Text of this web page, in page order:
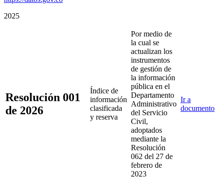
2025
Resolución 001
de 2026
Índice de
información
clasificada
y reserva
Por medio de
la cual se
actualizan los
instrumentos
de gestión de
la información
pública en el
Departamento
Administrativo
del Servicio
Civil,
adoptados
mediante la
Resolución
062 del 27 de
febrero de
2023
Ir a
documento